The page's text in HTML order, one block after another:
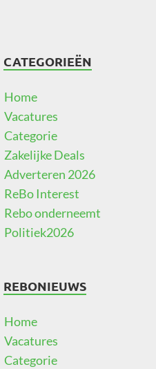
CATEGORIEËN
Home
Vacatures
Categorie
Zakelijke Deals
Adverteren 2026
ReBo Interest
Rebo onderneemt
Politiek2026
REBONIEUWS
Home
Vacatures
Categorie